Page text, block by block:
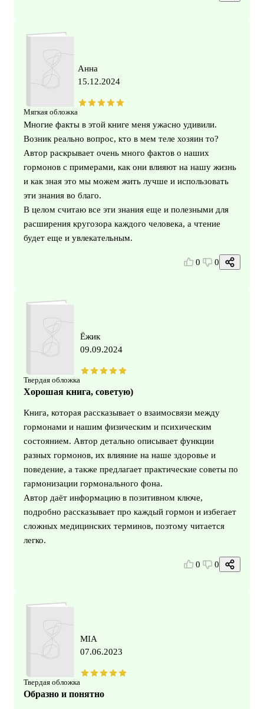
Мягкая обложка
Анна
15.12.2024
Многие факты в этой книге меня ужасно удивили.
Возник реально вопрос, кто в мем теле хозяин то?
Автор раскрывает очень много фактов о наших
гормонов с примерами, как они влияют на нашу жизнь
и как зная это мы можем жить лучше и использовать
эти знания во благо.
В целом считаю все эти знания еще и полезными для
расширения кругозора каждого человека, а чтение
будет еще и увлекательным.
0 0
Твердая обложка
Ёжик
09.09.2024
Хорошая книга, советую)
Книга, которая рассказывает о взаимосвязи между
гормонами и нашим физическим и психическим
состоянием. Автор детально описывает функции
разных гормонов, их влияние на наше здоровье и
поведение, а также предлагает практические советы по
гармонизации гормонального фона.
Автор даёт информацию в позитивном ключе,
подробно рассказывает про каждый гормон и избегает
сложных медицинских терминов, поэтому читается
легко.
0 0
Твердая обложка
MIA
07.06.2023
Образно и понятно